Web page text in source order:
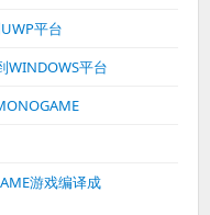
平台
WINDOWS平台
游戏编译成